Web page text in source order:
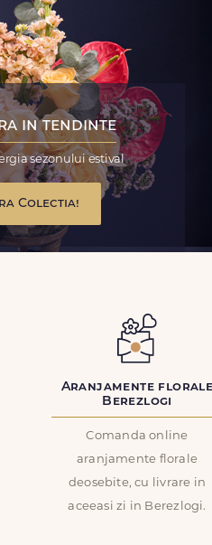
in tendinte
sezonului estival
Colectia!
Aranjamente
Berezlogi
Comanda online
aranjamente florale
deosebite, cu livrare in
aceeasi zi in Berezlogi.